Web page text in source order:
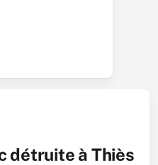
détruite à Thiès